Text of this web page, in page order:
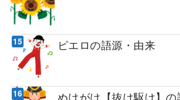
ピエロの語源・由来
ぬけがけ【抜け駆け】